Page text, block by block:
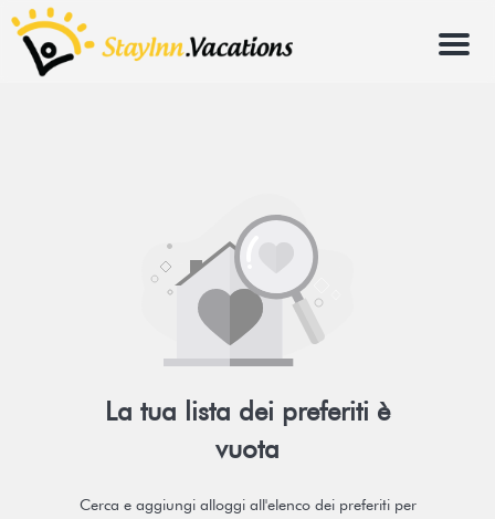
Menu
La tua lista dei preferiti è
vuota
Cerca e aggiungi alloggi all'elenco dei preferiti per